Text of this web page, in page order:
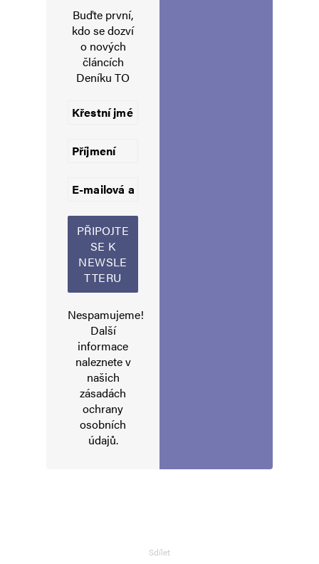
Uložit do prohlížeče jméno, e-mail a webovou stránku pro budoucí
Informujte mě o nových komentářích e-mailem.
Alternative:
Buďte první,
kdo se dozví
o nových
článcích
Deníku TO
Nespamujeme!
Další
informace
naleznete v
našich
zásadách
ochrany
osobních
údajů.
Sdílet